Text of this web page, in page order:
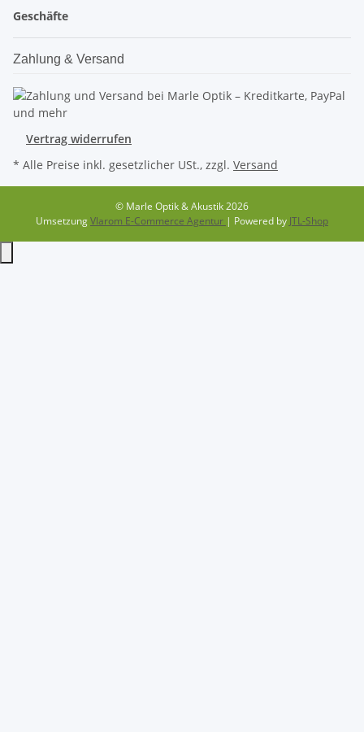
Geschäfte
Zahlung & Versand
Vertrag widerrufen
* Alle Preise inkl. gesetzlicher USt., zzgl. Versand
© Marle Optik & Akustik 2026
UmsetzungVlarom E-Commerce Agentur | Powered by JTL-Shop